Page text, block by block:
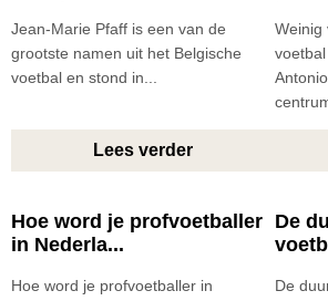
Jean-Marie Pfaff is een van de
grootste namen uit het Belgische
voetbal en stond in...
Lees verder
Weinig
Hoe word je profvoetballer
in Nederla...
Hoe word je profvoetballer in
De
De